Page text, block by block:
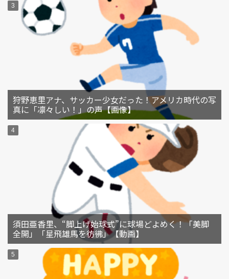
狩野恵里アナ、サッカー少女だった！アメリカ時代の写
真に「凛々しい！」の声【画像】
須田亜香里、“脚上げ始球式”に球場どよめく！「美脚
全開」「星飛雄馬を彷彿」【動画】